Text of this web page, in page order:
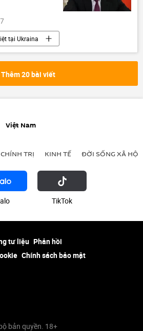
tại Ukraina
Ukraina
Nga
Thế giới
viện trợ quân sự
Thêm 20 bài viết
Việt Nam
CHÍNH TRỊ KINH TẾ ĐỜI SỐNG XÃ HỘI
ТikТоk
tư liệu Phản hồi
Chính sách bảo mật
bản quyền. 18+